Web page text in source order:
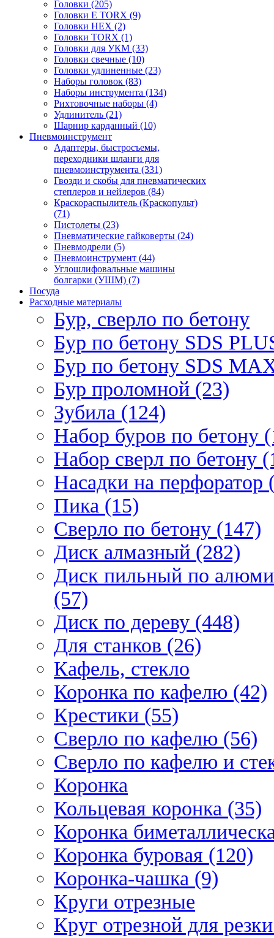
Головки (205)
Головки E TORX (9)
Головки HEX (2)
Головки TORX (1)
Головки для УКМ (33)
Головки свечные (10)
Головки удлиненные (23)
Наборы головок (83)
Наборы инструмента (134)
Рихтовочные наборы (4)
Удлинитель (21)
Шарнир карданный (10)
Пневмоинструмент
Адаптеры, быстросъемы,
переходники шланги для
пневмоинструмента (331)
Гвозди и скобы для пневматических
степлеров и нейлеров (84)
Краскораспылитель (Краскопульт)
(71)
Пистолеты (23)
Пневматические гайковерты (24)
Пневмодрели (5)
Пневмоинструмент (44)
Углошлифовальные машины
болгарки (УШМ) (7)
Посуда
Расходные материалы
Бур, сверло по бетону
Бур по бетону SDS
Бур по бетону SDS
Бур проломной (23)
Зубила (124)
Набор буров по бетону
Набор сверл по бетону
Насадки на перфоратор
Пика (15)
Сверло по бетону (147)
Диск алмазный (282)
Диск пильный по
(57)
Диск по дереву (448)
Для станков (26)
Кафель, стекло
Коронка по кафелю (42)
Крестики (55)
Сверло по кафелю (56)
Сверло по кафелю и
Коронка
Кольцевая коронка (35)
Коронка
Коронка буровая (120)
Коронка-чашка (9)
Круги отрезные
Круг отрезной для